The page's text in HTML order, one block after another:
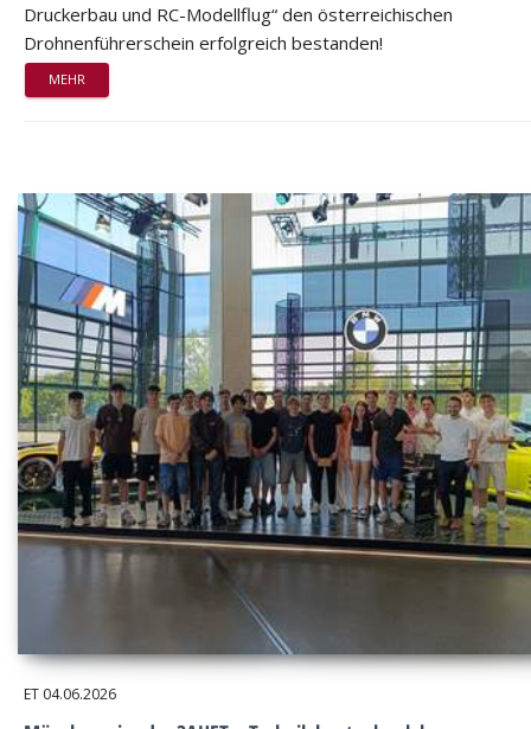
Druckerbau und RC-Modellflug“ den österreichischen
Drohnenführerschein erfolgreich bestanden!
MEHR
ET 04.06.2026